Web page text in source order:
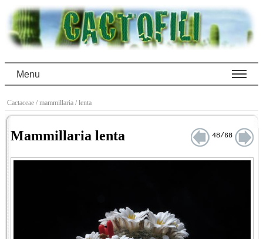
Menu
Cactaceae / mammillaria / lenta
Mammillaria lenta 48/68